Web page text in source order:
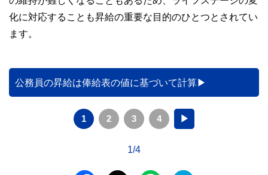
化に対応することも昇給の重要な目的のひとつとされてい
ます。
公務員の昇給は俸給表の値に基づいて計算
1 2 3 4 ▶
1/4